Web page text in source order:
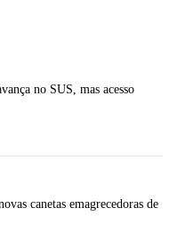
no SUS, mas acesso
canetas emagrecedoras de